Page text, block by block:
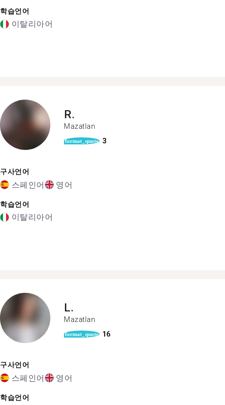
학습언어
이탈리아어
R.
Mazatlan
format_quote 3
구사언어
스페인어 영어
학습언어
이탈리아어
L.
Mazatlan
format_quote 16
구사언어
스페인어 영어
학습언어